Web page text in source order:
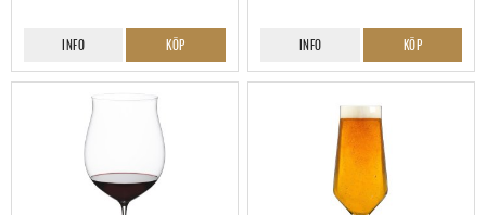
INFO KÖP INFO KÖP